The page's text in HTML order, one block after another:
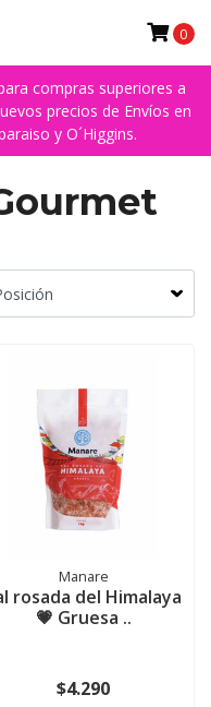
compras superiores a
precios de Envíos en
y O´Higgins.
0
Manare
rosada del Himalaya
💗 Gruesa ..
$4.290